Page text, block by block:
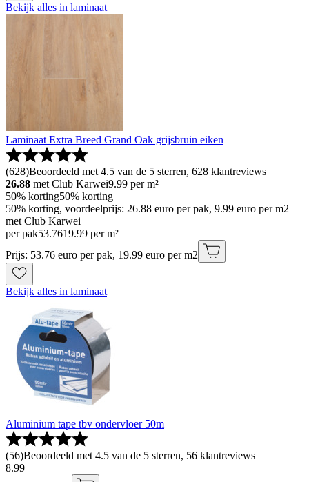
Bekijk alles in laminaat
Laminaat Extra Breed Grand Oak grijsbruin eiken
(628)Beoordeeld met 4.5 van de 5 sterren, 628 klantreviews
26.88 met Club Karwei9.99 per m²
50% korting50% korting
50% korting, voordeelprijs: 26.88 euro per pak, 9.99 euro per m2
met Club Karwei
per pak53.7619.99 per m²
Prijs: 53.76 euro per pak, 19.99 euro per m2
Bekijk alles in laminaat
Aluminium tape tbv ondervloer 50m
(56)Beoordeeld met 4.5 van de 5 sterren, 56 klantreviews
8.99